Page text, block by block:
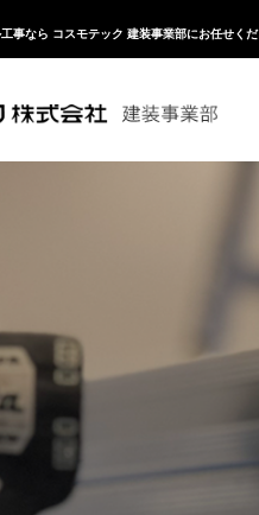
事なら コスモテック 建装事業部にお任せくだ